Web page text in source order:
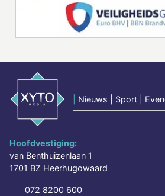
Nieuws | Sport |
Hoofdvestiging:
van Benthuizenlaan 1
1701 BZ Heerhugowaard
072 8200 600